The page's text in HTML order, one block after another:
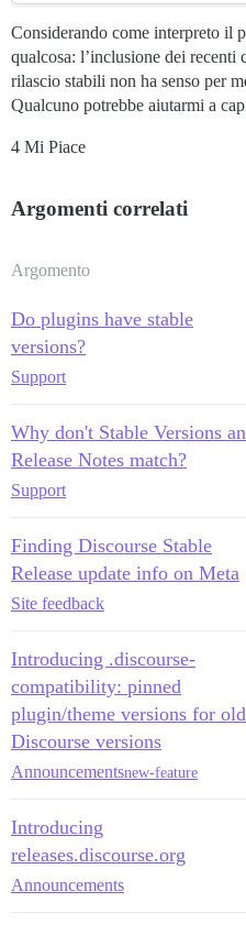
Considerando come interpreto il
qualcosa: l’inclusione dei
rilascio stabili non ha senso per
Qualcuno potrebbe aiutarmi a
4 Mi Piace
Argomenti correlati
Argomento
Do plugins have stable
versions?
Support
Why don't Stable Versions
Release Notes match?
Support
Finding Discourse Stable
Release update info on Meta
Site feedback
Introducing .discourse-
compatibility: pinned
plugin/theme versions for
Discourse versions
Announcementsnew-feature
Introducing
releases.discourse.org
Announcements